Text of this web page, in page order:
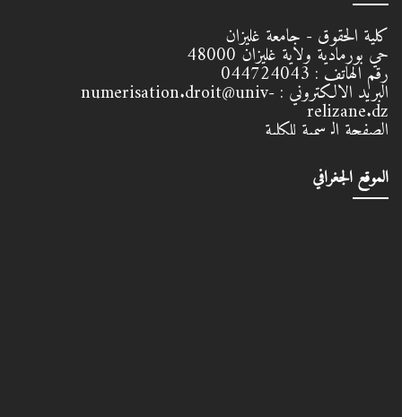
كلية الحقوق - جامعة غليزان
حي بورمادية ولاية غليزان48000 رقم الهاتف :044724043البريد الالكتروني :numerisation.droit@univ- relizane.dz
الصفحة الرسمية للكلية
الموقع الجغرافي